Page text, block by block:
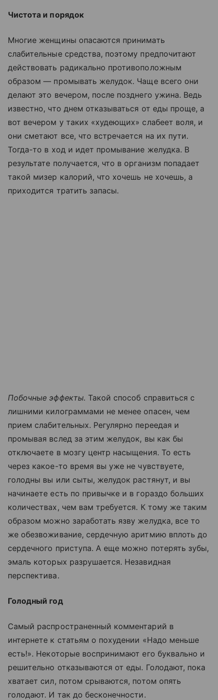
Чистота и порядок
Многие женщины опасаются принимать
слабительные средства, поэтому предпочитают
действовать радикально противоположным
образом — промывать желудок. Чаще всего они
делают это вечером, после позднего ужина. Ведь
известно, что днем отказываться от еды проще, а
вот вечером у таких «худеющих» слабеет воля, и
они сметают все, что встречается на их пути.
Тогда-то в ход и идет промывание желудка. В
результате получается, что в организм попадает
такой мизер калорий, что хочешь не хочешь, а
приходится тратить запасы.
Побочные эффекты. Такой способ справиться с
лишними килограммами не менее опасен, чем
прием слабительных. Регулярно переедая и
промывая вслед за этим желудок, вы как бы
отключаете в мозгу центр насыщения. То есть
через какое-то время вы уже не чувствуете,
голодны вы или сыты, желудок растянут, и вы
начинаете есть по привычке и в гораздо больших
количествах, чем вам требуется. К тому же таким
образом можно заработать язву желудка, все то
же обезвоживание, сердечную аритмию вплоть до
сердечного приступа. А еще можно потерять зубы,
эмаль которых разрушается. Незавидная
перспектива.
Голодный год
Самый распространенный комментарий в
интернете к статьям о похудении «Надо меньше
есть!». Некоторые воспринимают его буквально и
решительно отказываются от еды. Голодают, пока
хватает сил, потом срываются, потом опять
голодают. И так до бесконечности.